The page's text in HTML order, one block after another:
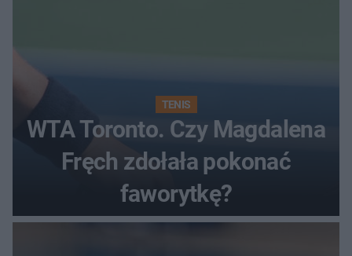
TENIS
WTA Toronto. Czy Magdalena
Fręch zdołała pokonać
faworytkę?